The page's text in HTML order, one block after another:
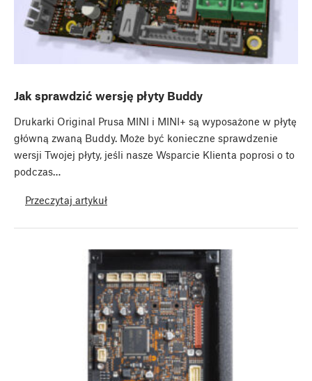
Jak sprawdzić wersję płyty Buddy
Drukarki Original Prusa MINI i MINI+ są wyposażone w płytę
główną zwaną Buddy. Może być konieczne sprawdzenie
wersji Twojej płyty, jeśli nasze Wsparcie Klienta poprosi o to
podczas…
Przeczytaj artykuł